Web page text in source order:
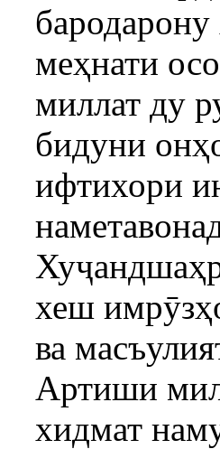
меҳнати
миллат ду
бидуни
ифтихори
хеш
ва
Артиши
хидмат